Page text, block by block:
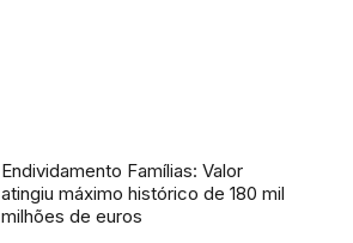
Endividamento Famílias: Valor
atingiu máximo histórico de 180 mil
milhões de euros